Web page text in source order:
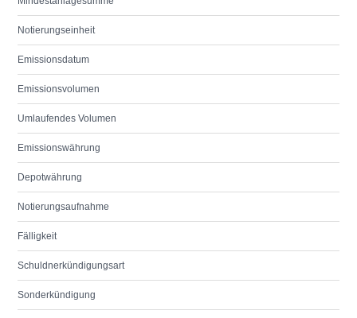
Notierungseinheit
Emissionsdatum
Emissionsvolumen
Umlaufendes Volumen
Emissionswährung
Depotwährung
Notierungsaufnahme
Fälligkeit
Schuldnerkündigungsart
Sonderkündigung